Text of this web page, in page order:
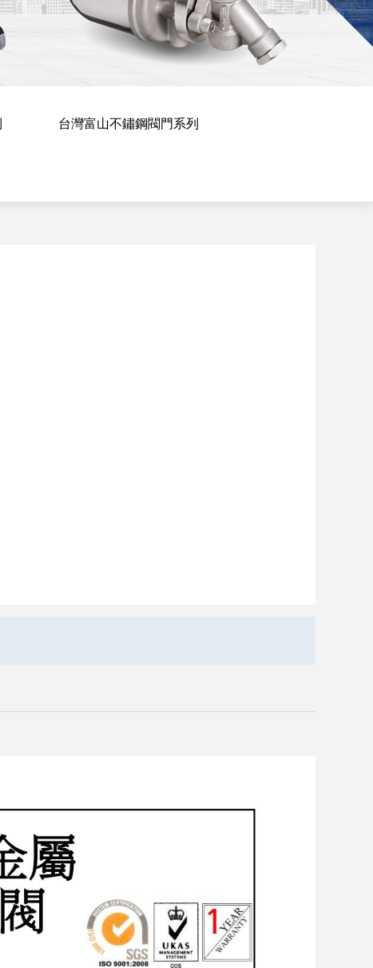
台灣富山不鏽鋼閥門系列